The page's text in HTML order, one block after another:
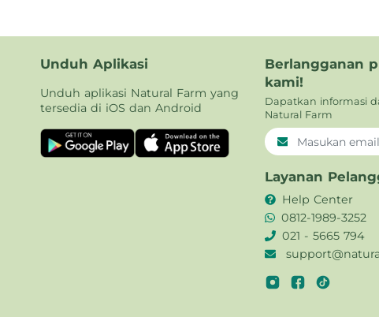
Unduh Aplikasi
Unduh aplikasi Natural Farm yang
tersedia di iOS dan Android
Berlangganan
kami!
Dapatkan informasi
Natural Farm
Layanan
Help Center
0812-1989-3252
021 - 5665 794